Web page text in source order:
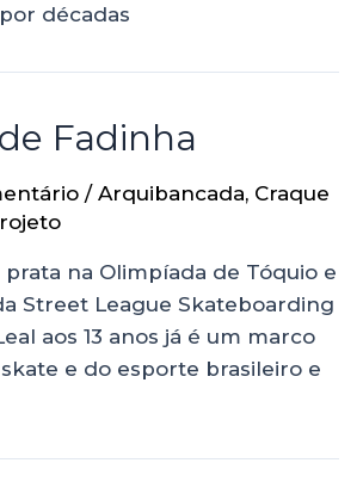
décadas
Fadinha
/ Arquibancada, Craque
na Olimpíada de Tóquio e
Street League Skateboarding
aos 13 anos já é um marco
e do esporte brasileiro e